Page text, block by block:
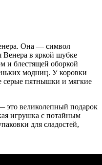
Она — символ
Венера в яркой шубке
и блестящей оборкой
модниц. У коровки
серые пятнышки и мягкие
это великолепный подарок
игрушка с потайным
для сладостей,